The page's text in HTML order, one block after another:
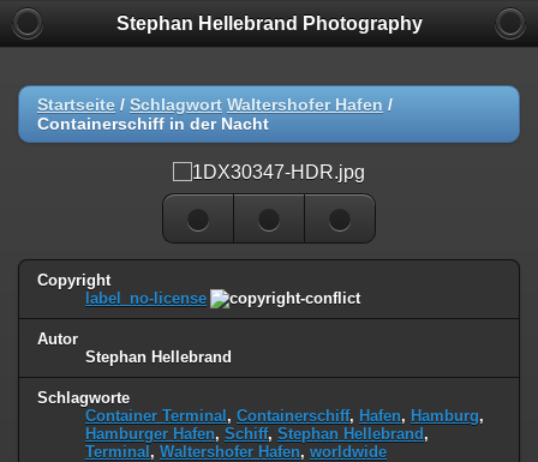
Stephan Hellebrand Photography
Startseite / Schlagwort Waltershofer Hafen /
Containerschiff in der Nacht
Copyright
label_no-license
Autor
Stephan Hellebrand
Schlagworte
Container Terminal , Containerschiff, Hafen, Hamburg,
Hamburger Hafen, Schiff, Stephan Hellebrand ,
Terminal , Waltershofer Hafen, worldwide